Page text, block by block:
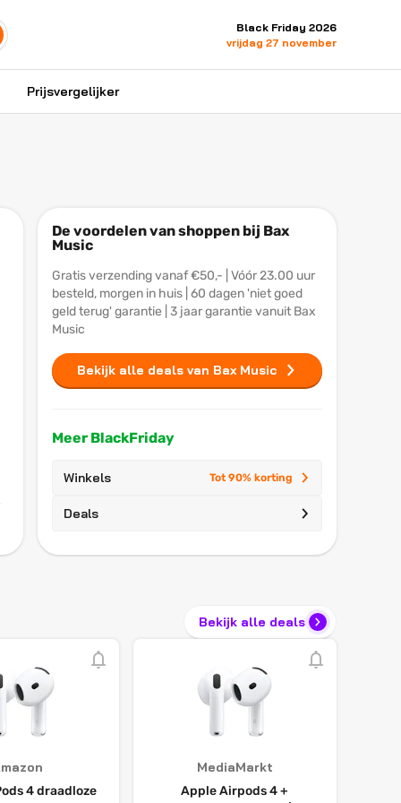
Black Friday 2026
vrijdag 27 november
Prijsvergelijker
De voordelen van shoppen bij Bax
Music
Gratis verzending vanaf €50,- | Vóór 23.00 uur
besteld, morgen in huis | 60 dagen 'niet goed
geld terug' garantie | 3 jaar garantie vanuit Bax
Music
Bekijk alle deals van Bax Music
Meer BlackFriday
Winkels Tot 90% korting
Deals
Bekijk alle deals
4 draadloze
MediaMarkt
Apple Airpods 4 +